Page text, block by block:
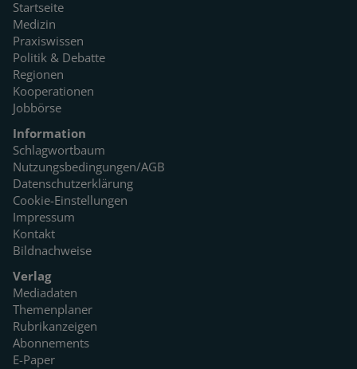
Startseite
Medizin
Praxiswissen
Politik & Debatte
Regionen
Kooperationen
Jobbörse
Information
Schlagwortbaum
Nutzungsbedingungen/AGB
Datenschutzerklärung
Cookie-Einstellungen
Impressum
Kontakt
Bildnachweise
Verlag
Mediadaten
Themenplaner
Rubrikanzeigen
Abonnements
E-Paper